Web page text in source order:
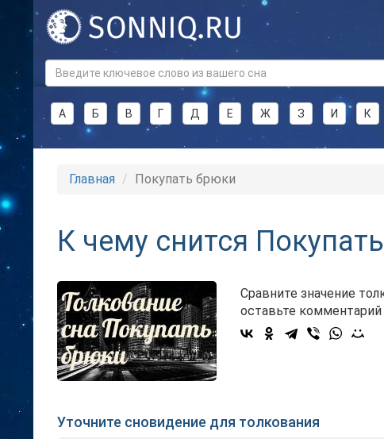
А Б В Г Д Е Ж З И К
Главная Покупать брюки
К чему снится
Сравните значение
оставьте
Уточните сновидение для толкования